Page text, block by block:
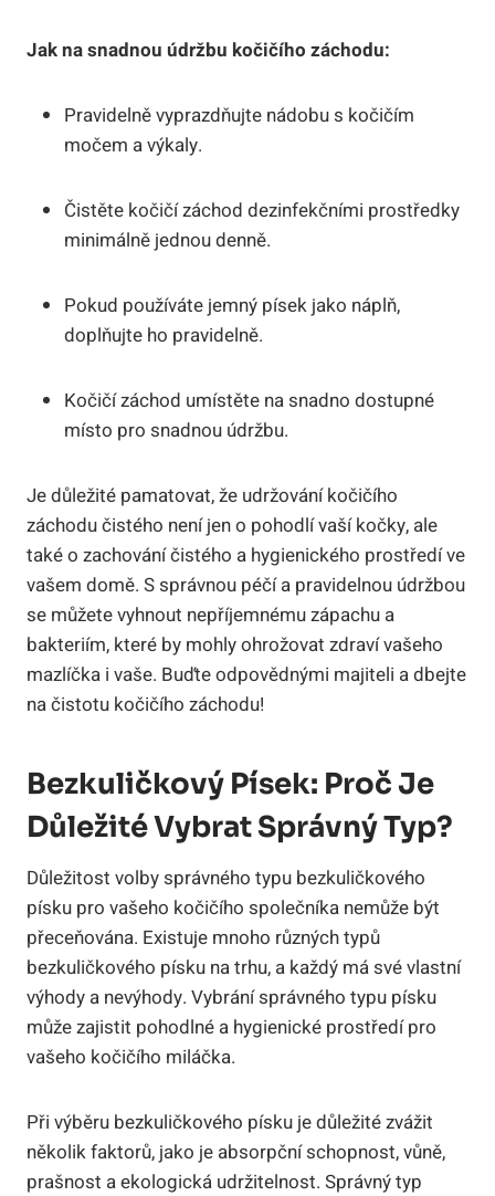
Jak na snadnou údržbu kočičího záchodu:
Pravidelně vyprazdňujte nádobu s kočičím
močem a výkaly.
Čistěte kočičí záchod dezinfekčními prostředky
minimálně jednou denně.
Pokud používáte jemný písek jako náplň,
doplňujte ho pravidelně.
Kočičí záchod umístěte na snadno dostupné
místo pro snadnou údržbu.
Je důležité pamatovat, že udržování kočičího
záchodu čistého není jen o pohodlí vaší kočky, ale
také o zachování čistého a hygienického prostředí ve
vašem domě. S správnou péčí a pravidelnou údržbou
se můžete vyhnout nepříjemnému zápachu a
bakteriím, které by mohly ohrožovat zdraví vašeho
mazlíčka i vaše. Buďte odpovědnými majiteli a dbejte
na čistotu kočičího záchodu!
Bezkuličkový Písek: Proč Je
Důležité Vybrat Správný Typ?
Důležitost volby správného typu bezkuličkového
písku pro vašeho kočičího společníka nemůže být
přeceňována. Existuje mnoho různých typů
bezkuličkového písku na trhu, a každý má své vlastní
výhody a nevýhody. Vybrání správného typu písku
může zajistit pohodlné a hygienické prostředí pro
vašeho kočičího miláčka.
Při výběru bezkuličkového písku je důležité zvážit
několik faktorů, jako je absorpční schopnost, vůně,
prašnost a ekologická udržitelnost. Správný typ